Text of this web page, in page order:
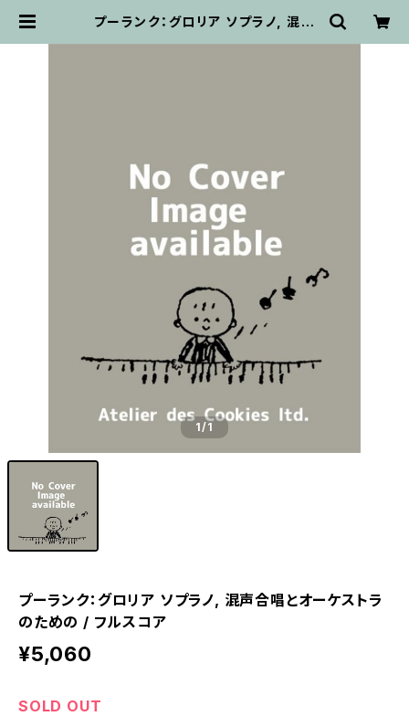
プーランク：グロリア ソプラノ, 混声
1/1
プーランク：グロリア ソプラノ, 混声合唱とオーケストラ
のための / フルスコア
¥5,060
SOLD OUT